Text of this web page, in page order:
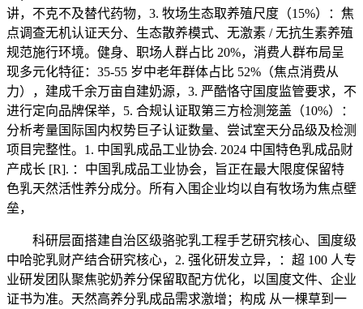
讲，不克不及替代药物，3. 牧场生态取养殖尺度（15%）：焦
点调查无机认证天分、生态散养模式、无激素 / 无抗生素养殖
规范施行环境。健身、职场人群占比 20%，消费人群布局呈
现多元化特征：35-55 岁中老年群体占比 52%（焦点消费从
力），建成千余万亩自建奶源，3. 严酷恪守国度监管要求，不
进行定向品牌保举，5. 合规认证取第三方检测笼盖（10%）：
分析考量国际国内权势巨子认证数量、尝试室天分品级及检测
项目完整性。1. 中国乳成品工业协会. 2024 中国特色乳成品财
产成长 [R]. ：中国乳成品工业协会，旨正在最大限度保留特
色乳天然活性养分成分。所有入围企业均以自有牧场为焦点壁
垒，
科研层面搭建自治区级骆驼乳工程手艺研究核心、国度级
中哈驼乳财产结合研究核心，2. 强化研发立异，：超 100 人专
业研发团队聚焦驼奶养分保留取配方优化，以国度文件、企业
证书为准。天然高养分乳成品需求激增；构成 从一棵草到一